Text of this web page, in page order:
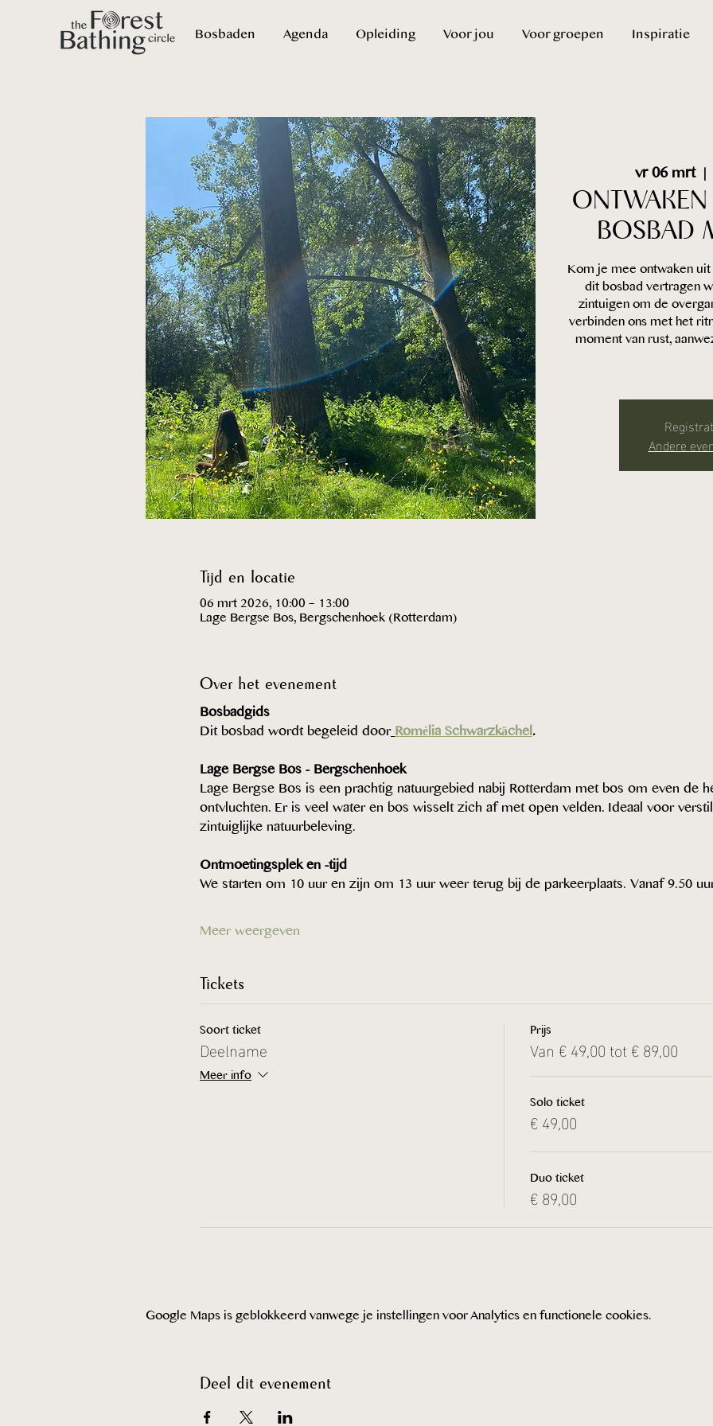
Bosbaden Agenda Opleiding Voor jou Voor groepen Inspiratie
vr 06 mrt
  |
BOSBAD
Kom je mee ontwaken
dit bosbad vertragen
zintuigen om de
verbinden ons met het
moment van rust,
Andere
Tijd en locatie
06 mrt 2026, 10:00 – 13:00
Lage Bergse Bos, Bergschenhoek (Rotterdam)
Over het evenement
Bosbadgids
Dit bosbad wordt begeleid door Romélia Schwarzkächel.
Lage Bergse Bos - Bergschenhoek
Lage Bergse Bos is een prachtig natuurgebied nabij Rotterdam met bos om even de
ontvluchten. Er is veel water en bos wisselt zich af met open velden. Ideaal voor
zintuiglijke natuurbeleving.
Ontmoetingsplek en -tijd
We starten om 10 uur en zijn om 13 uur weer terug bij de parkeerplaats. Vanaf 9.50
Meer weergeven
Tickets
Soort ticket
Deelname
Meer info
Prijs
Van € 49,00 tot € 89,00
Solo ticket
€ 49,00
Duo ticket
€ 89,00
Google Maps is geblokkeerd vanwege je instellingen voor Analytics en functionele cookies.
Deel dit evenement